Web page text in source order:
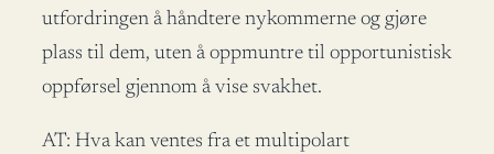
utfordringen å håndtere nykommerne og gjøre
plass til dem, uten å oppmuntre til opportunistisk
oppførsel gjennom å vise svakhet.
AT: Hva kan ventes fra et multipolart